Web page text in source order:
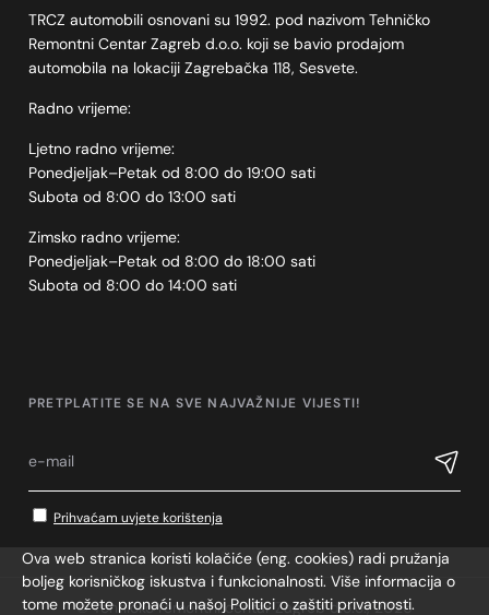
TRCZ automobili osnovani su 1992. pod nazivom Tehničko
Remontni Centar Zagreb d.o.o. koji se bavio prodajom
automobila na lokaciji Zagrebačka 118, Sesvete.
Radno vrijeme:
Ljetno radno vrijeme:
Ponedjeljak–Petak od 8:00 do 19:00 sati
Subota od 8:00 do 13:00 sati
Zimsko radno vrijeme:
Ponedjeljak–Petak od 8:00 do 18:00 sati
Subota od 8:00 do 14:00 sati
PRETPLATITE SE NA SVE NAJVAŽNIJE VIJESTI!
Prihvaćam uvjete korištenja
© Tehničko remontni centar Zagreb d.o.o., 2026
Ova web stranica koristi kolačiće (eng. cookies) radi pružanja
boljeg korisničkog iskustva i funkcionalnosti. Više informacija o
tome možete pronaći u našoj Politici o zaštiti privatnosti.